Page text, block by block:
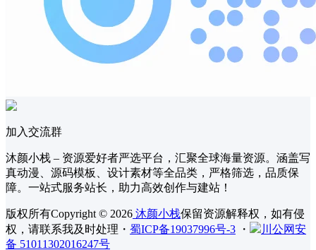
加入交流群
沐颜小栈 – 资源爱好者严选平台，汇聚全球海量资源。涵盖写
真动漫、源码模板、设计素材等全品类，严格筛选，品质保
障。一站式服务站长，助力高效创作与建站！
版权所有Copyright © 2026 沐颜小栈保留资源解释权，如有侵
权，请联系我及时处理 ・ 蜀ICP备19037996号-3 ・
川公网安
备 51011302016247号